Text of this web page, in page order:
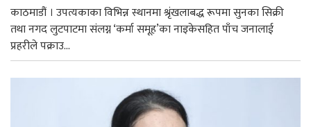
काठमाडौं । उपत्यकाका विभिन्न स्थानमा श्रृंखलाबद्ध रूपमा सुनका सिक्री
तथा नगद लुटपाटमा संलग्न ‘कर्मा समूह’का नाइकेसहित पाँच जनालाई
प्रहरीले पक्राउ...